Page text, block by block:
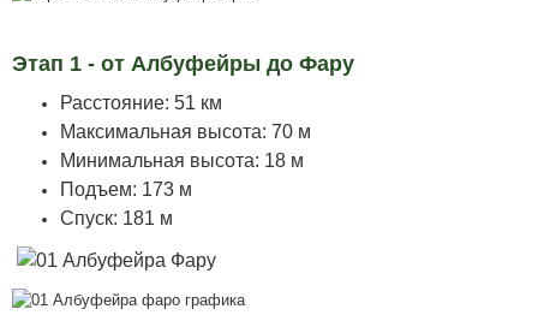
Этап 1 - от Албуфейры до Фару
Расстояние: 51 км
Максимальная высота: 70 м
Минимальная высота: 18 м
Подъем: 173 м
Спуск: 181 м